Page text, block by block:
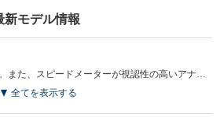
新モデル情報
全てを表示する